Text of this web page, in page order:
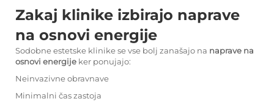
Zakaj klinike izbirajo naprave
na osnovi energije
Sodobne estetske klinike se vse bolj zanašajo na naprave na
osnovi energije ker ponujajo:
Neinvazivne obravnave
Minimalni čas zastoja